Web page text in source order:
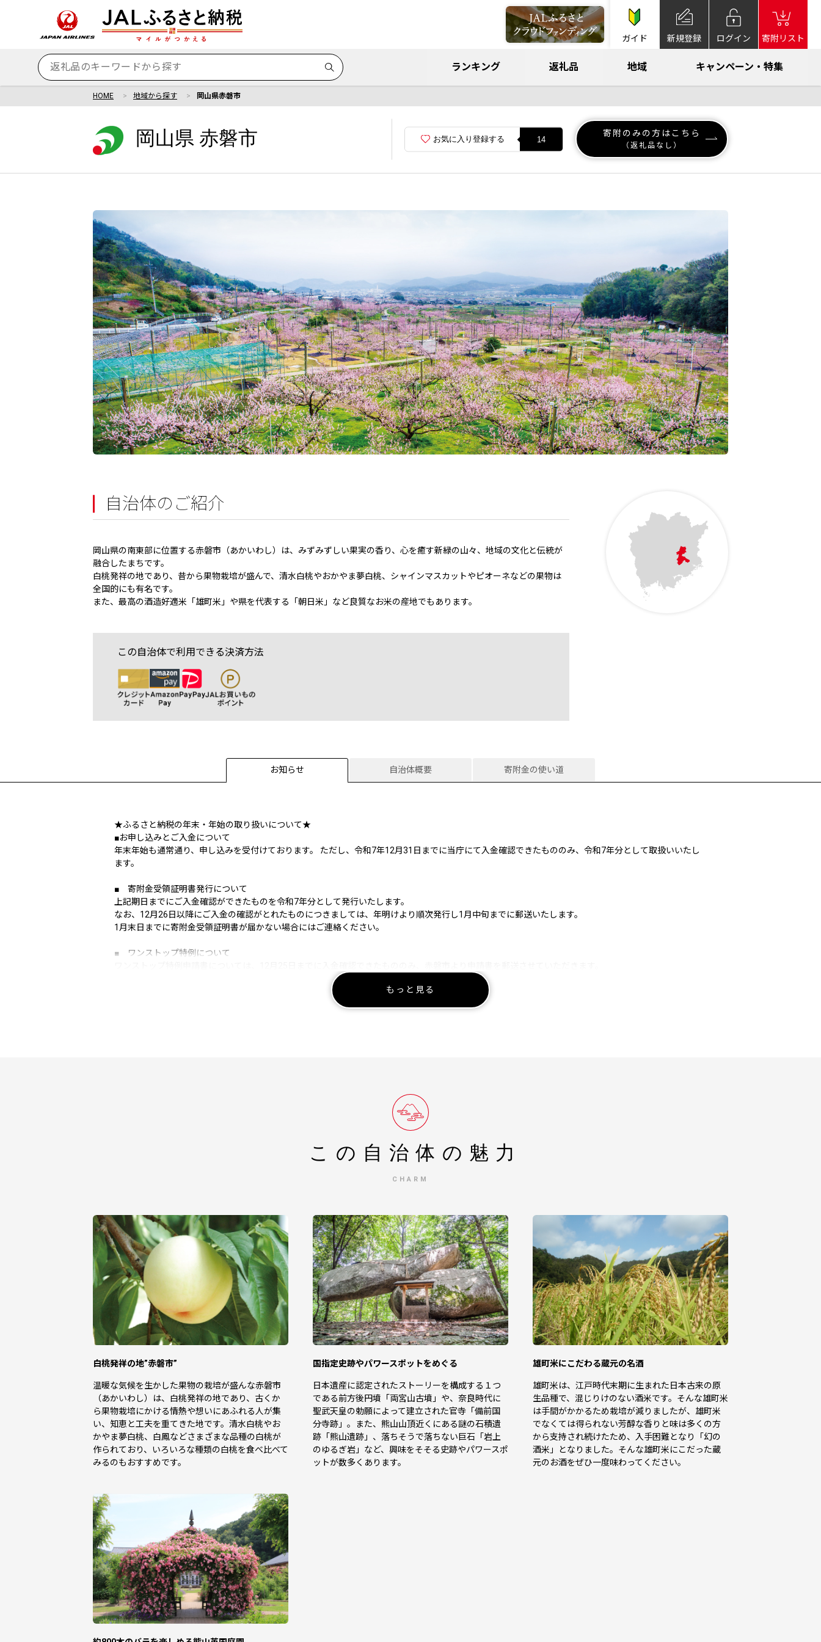
ガイド 新規登録 ログイン 寄附リスト
ランキング 返礼品 地域 キャンペーン・特集
HOME 地域から探す 岡山県赤磐市
岡山県 赤磐市 お気に入り登録する 14
寄附のみの方はこちら
（返礼品なし）
自治体のご紹介
岡山県の南東部に位置する赤磐市（あかいわし）は、みずみずしい果実の香り、心を癒す新緑の山々、地域の文化と伝統が
融合したまちです。
白桃発祥の地であり、昔から果物栽培が盛んで、清水白桃やおかやま夢白桃、シャインマスカットやピオーネなどの果物は
全国的にも有名です。
また、最高の酒造好適米「雄町米」や県を代表する「朝日米」など良質なお米の産地でもあります。
この自治体で利用できる決済方法
お知らせ 自治体概要 寄附金の使い道
★ふるさと納税の年末・年始の取り扱いについて★
■お申し込みとご入金について
年末年始も通常通り、申し込みを受付けております。 ただし、令和7年12月31日までに当庁にて入金確認できたもののみ、令和7年分として取扱いいたし
ます。
■ 寄附金受領証明書発行について
上記期日までにご入金確認ができたものを令和7年分として発行いたします。
なお、12月26日以降にご入金の確認がとれたものにつきましては、年明けより順次発行し1月中旬までに郵送いたします。
1月末日までに寄附金受領証明書が届かない場合にはご連絡ください。
■ ワンストップ特例について
26日以降の入金確認となる場合は、以下のＵＲＬよりダウンロードしていただくか、自治体マイページよりオンラインワンストップ申請をご利用くださ
年内配送希望およびお届け日時の指定につきましては受けかねますのであらかじめご了承ください。
令和7年12月15日までのご入金確認ができているものにつきましては、年内にお届けできるよう手配をすすめさせていただきます。
但し、下記に該当する商品につきましては年明けより順次お届けとなります。
当庁は12月27日から1月4日まで閉庁いたします。
12月26日閉庁後のお問合せ等につきましては、1月5日以降の対応となります。ご了承ください。
・お礼の品は、10,000円以上ふるさと納税（寄附）をされた方が対象となります。
・お届けの日時指定はお受けしておりません。
・長期不在等によりお礼の品をお受け取りできなかった場合、再発送はできません。
・のし・包装・名入れのご希望はお受けしておりません。
・お申し込み後のお礼の品の変更は受けかねますので、ご了承ください。
＜返礼品に関するお問い合わせ先＞
ふるさと納税商品お問合せセンター
・受付時間：9:00～17:30（土日祝・12/29-1/3休）
もっと見る
この自治体の 魅力
CHARM
白桃発祥の地”赤磐市”
温暖な気候を生かした果物の栽培が盛んな赤磐市
（あかいわし）は、白桃発祥の地であり、古くか
ら果物栽培にかける情熱や想いにあふれる人が集
い、知恵と工夫を重てきた地です。清水白桃やお
かやま夢白桃、白鳳などさまざまな品種の白桃が
作られており、いろいろな種類の白桃を食べ比べて
みるのもおすすめです。
国指定史跡やパワースポットをめぐる
日本遺産に認定されたストーリーを構成する１つ
である前方後円墳「両宮山古墳」や、奈良時代に
聖武天皇の勅願によって建立された官寺「備前国
分寺跡」。また、熊山山頂近くにある謎の石積遺
跡「熊山遺跡」、落ちそうで落ちない巨石「岩上
のゆるぎ岩」など、興味をそそる史跡やパワースポ
ットが数多くあります。
雄町米にこだわる蔵元の名酒
雄町米は、江戸時代末期に生まれた日本古来の原
生品種で、混じりけのない酒米です。そんな雄町米
は手間がかかるため栽培が減りましたが、雄町米
でなくては得られない芳醇な香りと味は多くの方
から支持され続けたため、入手困難となり「幻の
酒米」となりました。そんな雄町米にこだった蔵
元のお酒をぜひ一度味わってください。